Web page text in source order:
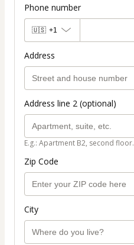
Phone number
🇺🇸 +1
Address
Address line 2 (optional)
E.g.: Apartment B2, second floor.
Zip Code
City